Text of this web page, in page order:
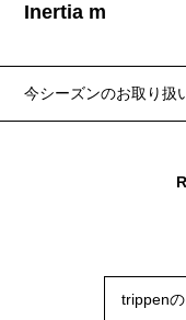
Inertia m
今シーズンのお取り扱
trippen